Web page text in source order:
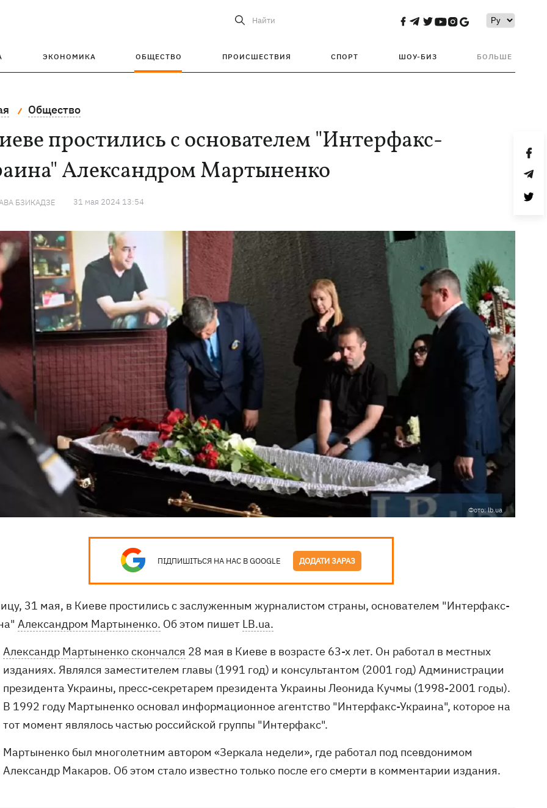
Найти
ЭКОНОМИКА ОБЩЕСТВО ПРОИСШЕСТВИЯ СПОРТ ШОУ-БИЗ БОЛЬШЕ
Общество
простились с основателем "Интерфакс-
Александром Мартыненко
БЗИКАДЗЕ 31 мая 2024 13:54
Фото: lb.ua
ПІДПИШІТЬСЯ НА НАС В GOOGLE ДОДАТИ ЗАРАЗ
31 мая, в Киеве простились с заслуженным журналистом страны, основателем "Интерфакс-
Александром Мартыненко. Об этом пишет LB.ua.
Александр Мартыненко скончался 28 мая в Киеве в возрасте 63-х лет. Он работал в местных
изданиях. Являлся заместителем главы (1991 год) и консультантом (2001 год) Администрации
президента Украины, пресс-секретарем президента Украины Леонида Кучмы (1998-2001 годы).
В 1992 году Мартыненко основал информационное агентство "Интерфакс-Украина", которое на
тот момент являлось частью российской группы "Интерфакс".
Мартыненко был многолетним автором «Зеркала недели», где работал под псевдонимом
Александр Макаров. Об этом стало известно только после его смерти в комментарии издания.